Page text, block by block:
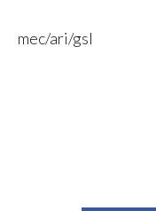
mec/ari/gsl